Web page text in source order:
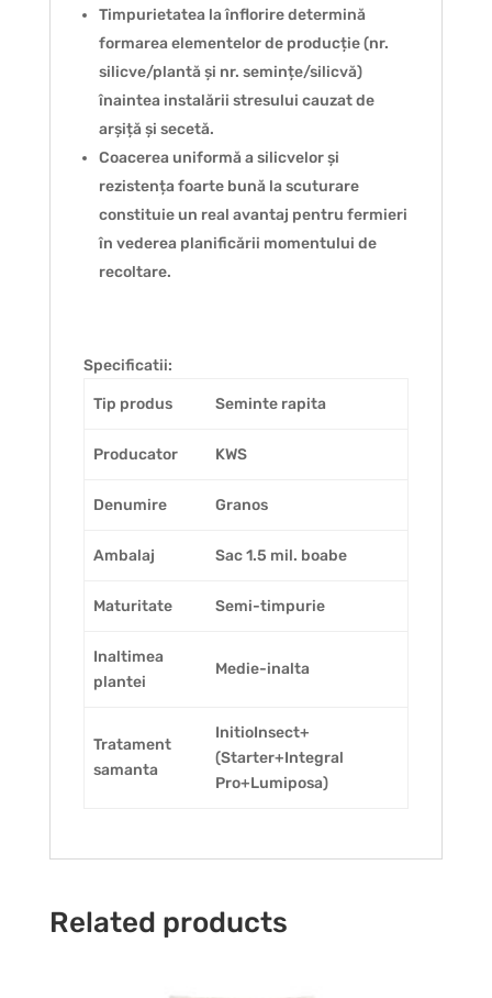
Timpurietatea la înflorire determină
formarea elementelor de producție (nr.
silicve/plantă și nr. semințe/silicvă)
înaintea instalării stresului cauzat de
arșiță și secetă.
Coacerea uniformă a silicvelor și
rezistența foarte bună la scuturare
constituie un real avantaj pentru fermieri
în vederea planificării momentului de
recoltare.
Specificatii:
Tip produs Seminte rapita
Producator KWS
Denumire Granos
Ambalaj Sac 1.5 mil. boabe
Maturitate Semi-timpurie
Inaltimea
plantei
Medie-inalta
Tratament
samanta
InitioInsect+
(Starter+Integral
Pro+Lumiposa)
Related products